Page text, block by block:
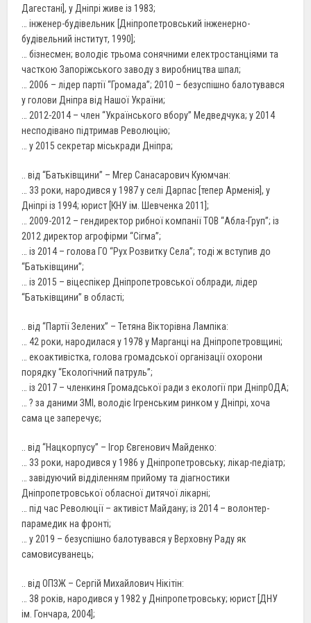
Дагестані], у Дніпрі живе із 1983;
… інженер-будівельник [Дніпропетровський інженерно-
будівельний інститут, 1990];
… бізнесмен; володіє трьома сонячними електростанціями та
часткою Запоріжського заводу з виробництва шпал;
… 2006 – лідер партії “Громада”; 2010 – безуспішно балотувався
у голови Дніпра від Нашої України;
… 2012-2014 – член “Українського вбору” Медведчука; у 2014
несподівано підтримав Революцію;
… у 2015 секретар міськради Дніпра;
.. від “Батьківщини” – Мгер Санасарович Куюмчан:
… 33 роки, народився у 1987 у селі Дарпас [тепер Арменія], у
Дніпрі із 1994; юрист [КНУ ім. Шевченка 2011];
… 2009-2012 – гендиректор рибної компанії ТОВ “Абла-Груп”; із
2012 директор агрофірми “Сiгма”;
… із 2014 – голова ГО “Рух Розвитку Села”; тоді ж вступив до
“Батьківщини”;
… із 2015 – віцеспікер Дніпропетровської облради, лідер
“Батьківщини” в області;
.. від “Партії Зелених” – Тетяна Вікторівна Лампіка:
… 42 роки, народилася у 1978 у Марганці на Дніпропетровщині;
… екоактивістка, голова громадської організації охорони
порядку “Екологічний патруль”;
… із 2017 – членкиня Громадської ради з екології при ДніпрОДА;
… ? за даними ЗМІ, володіє Ігренським ринком у Дніпрі, хоча
сама це заперечує;
.. від “Нацкорпусу” – Ігор Євгенович Майденко:
… 33 роки, народився у 1986 у Дніпропетровську; лікар-педіатр;
… завідуючий відділенням прийому та діагностики
Дніпропетровської обласної дитячої лікарні;
… під час Революції – активіст Майдану; із 2014 – волонтер-
парамедик на фронті;
… у 2019 – безуспішно балотувався у Верховну Раду як
самовисуванець;
.. від ОПЗЖ – Сергій Михайлович Нікітін:
… 38 років, народився у 1982 у Дніпропетровську; юрист [ДНУ
ім. Гончара, 2004];